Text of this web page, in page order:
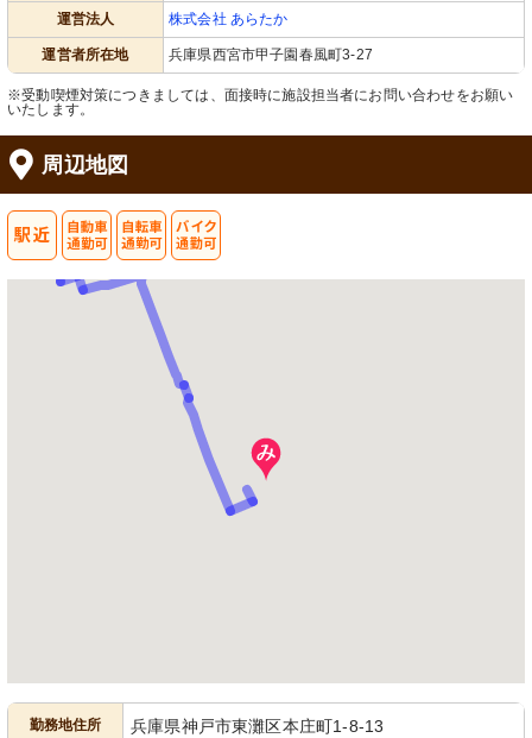
運営法人 株式会社 あらたか
運営者所在地 兵庫県西宮市甲子園春風町3-27
※受動喫煙対策につきましては、面接時に施設担当者にお問い合わせをお願い
いたします。
周辺地図
勤務地住所 兵庫県神戸市東灘区本庄町1-8-13